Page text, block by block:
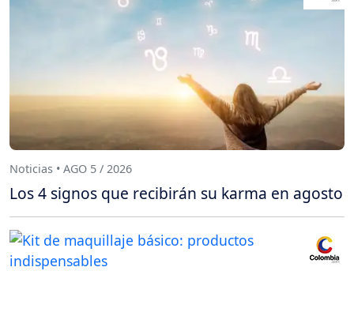
Noticias • AGO 5 / 2026
Los 4 signos que recibirán su karma en agosto